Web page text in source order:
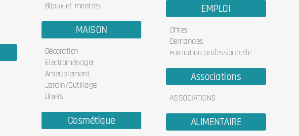
Bijoux et montres
MAISON
Décoration
Electroménager
Ameublement
Jardin/Outillage
Divers
Cosmétique
EMPLOI
Offres
Demandes
Formation professionnelle
Associations
ASSOCIATIONS
ALIMENTAIRE